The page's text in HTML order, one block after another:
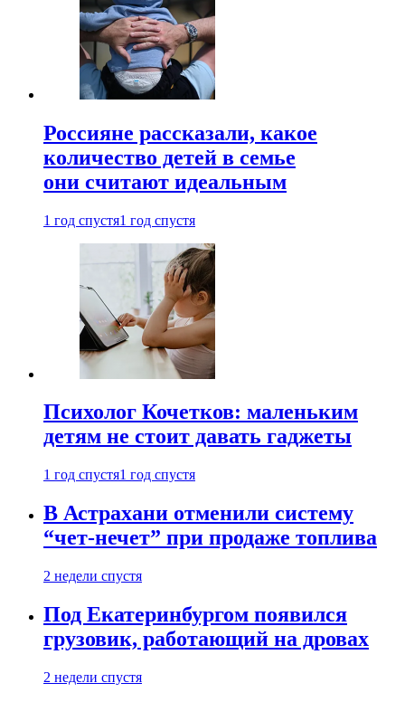
Россияне рассказали, какое
количество детей в семье
они считают идеальным
1 год спустя1 год спустя
Психолог Кочетков: маленьким
детям не стоит давать гаджеты
1 год спустя1 год спустя
В Астрахани отменили систему
“чет-нечет” при продаже топлива
2 недели спустя
Под Екатеринбургом появился
грузовик, работающий на дровах
2 недели спустя